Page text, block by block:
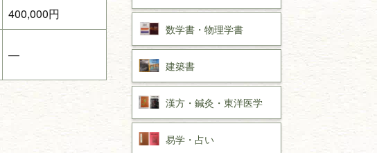
400,000円
—
数学書・ 物理学書
建築書
漢方・ 鍼灸・ 東洋医学
易学・ 占い